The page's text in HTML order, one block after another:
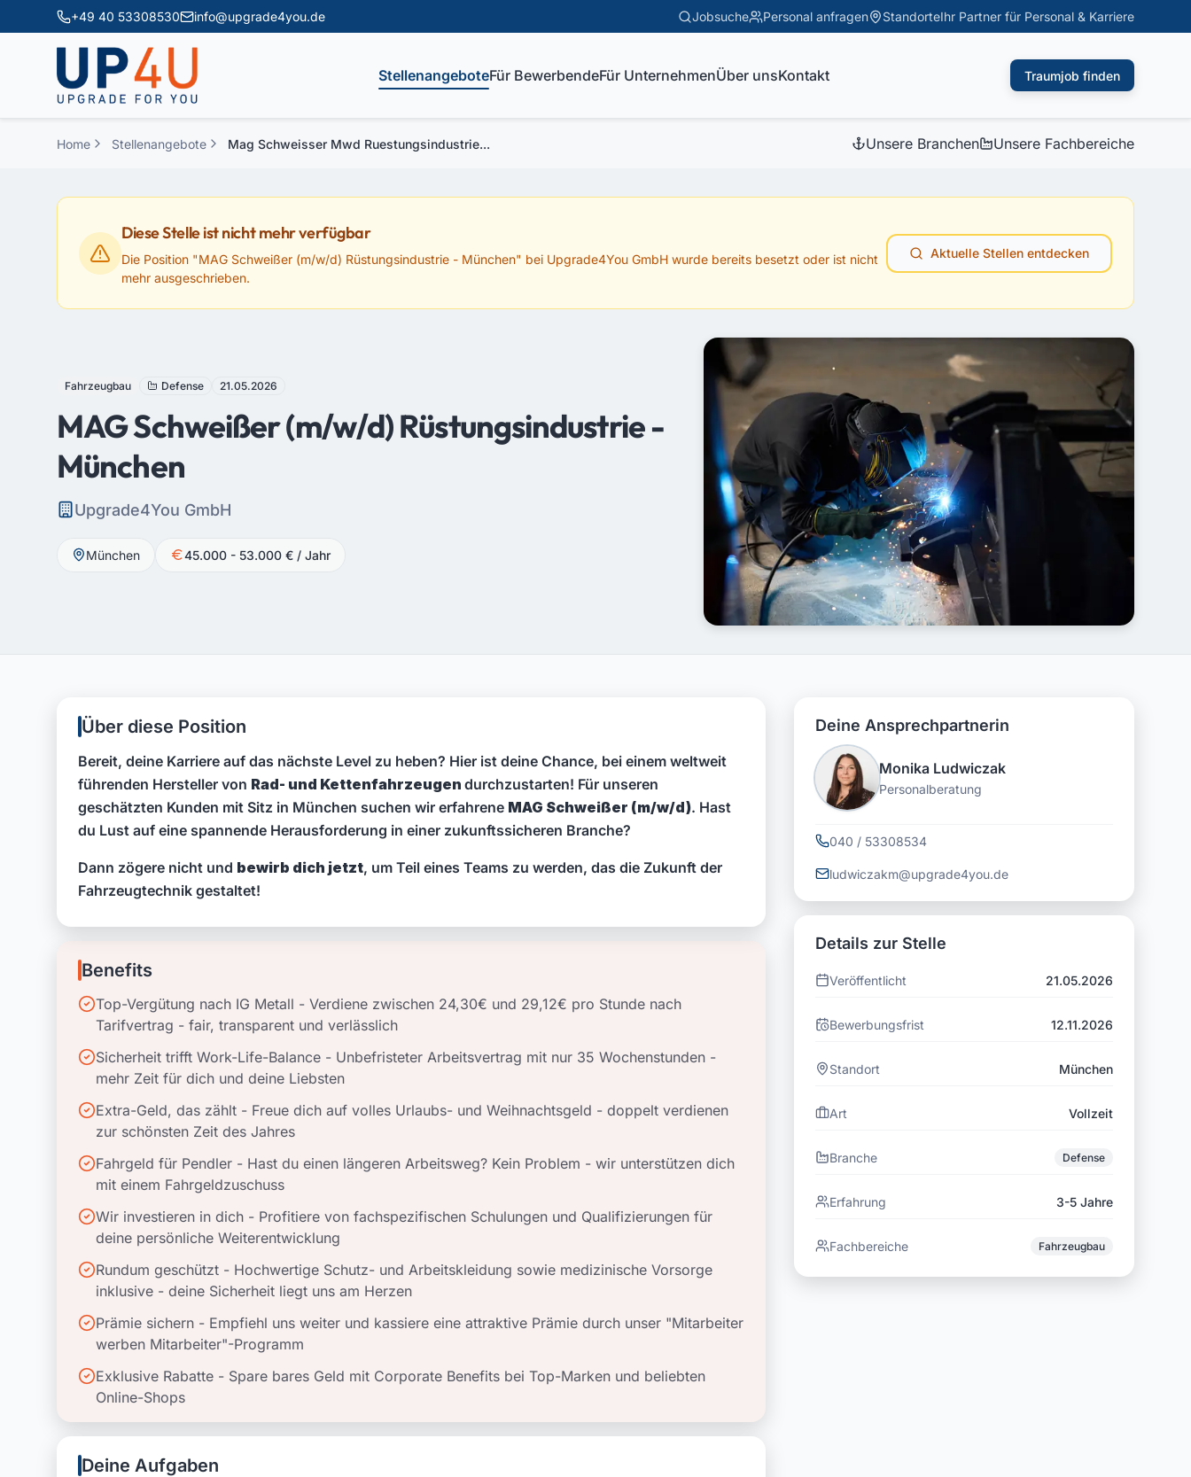
Zum Hauptinhalt springen
+49 40 53308530 info@upgrade4you.de Jobsuche Personal anfragen Standorte
StellenangeboteFür BewerbendeFür UnternehmenÜber unsKontakt Traumjob finden
Home Stellenangebote Mag Schweisser Mwd Ruestungsindustrie... Unsere Branchen Unsere Fachbereiche
Diese Stelle ist nicht mehr verfügbar
Die Position "MAG Schweißer (m/w/d) Rüstungsindustrie - München" bei Upgrade4You GmbH wurde bereits besetzt oder ist nicht
mehr ausgeschrieben.
Aktuelle Stellen entdecken
Fahrzeugbau Defense 21.05.2026
MAG Schweißer (m/w/d) Rüstungsindustrie -
München
Upgrade4You GmbH
München 45.000 - 53.000 € / Jahr
Über diese Position
Bereit, deine Karriere auf das nächste Level zu heben? Hier ist deine Chance, bei einem weltweit
führenden Hersteller von Rad- und Kettenfahrzeugen durchzustarten! Für unseren
geschätzten Kunden mit Sitz in München suchen wir erfahrene MAG Schweißer (m/w/d). Hast
du Lust auf eine spannende Herausforderung in einer zukunftssicheren Branche?
Dann zögere nicht und bewirb dich jetzt, um Teil eines Teams zu werden, das die Zukunft der
Fahrzeugtechnik gestaltet!
Benefits
Top-Vergütung nach IG Metall - Verdiene zwischen 24,30€ und 29,12€ pro Stunde nach
Tarifvertrag - fair, transparent und verlässlich
Sicherheit trifft Work-Life-Balance - Unbefristeter Arbeitsvertrag mit nur 35 Wochenstunden -
mehr Zeit für dich und deine Liebsten
Extra-Geld, das zählt - Freue dich auf volles Urlaubs- und Weihnachtsgeld - doppelt verdienen
zur schönsten Zeit des Jahres
Fahrgeld für Pendler - Hast du einen längeren Arbeitsweg? Kein Problem - wir unterstützen dich
mit einem Fahrgeldzuschuss
Wir investieren in dich - Profitiere von fachspezifischen Schulungen und Qualifizierungen für
deine persönliche Weiterentwicklung
Rundum geschützt - Hochwertige Schutz- und Arbeitskleidung sowie medizinische Vorsorge
inklusive - deine Sicherheit liegt uns am Herzen
Prämie sichern - Empfiehl uns weiter und kassiere eine attraktive Prämie durch unser "Mitarbeiter
werben Mitarbeiter"-Programm
Exklusive Rabatte - Spare bares Geld mit Corporate Benefits bei Top-Marken und beliebten
Online-Shops
Deine Aufgaben
Deine Ansprechpartnerin
Monika Ludwiczak
Personalberatung
040 / 53308534
ludwiczakm@upgrade4you.de
Details zur Stelle
Veröffentlicht 21.05.2026
Bewerbungsfrist 12.11.2026
Standort München
Art Vollzeit
Branche Defense
Erfahrung 3-5 Jahre
Fachbereiche Fahrzeugbau